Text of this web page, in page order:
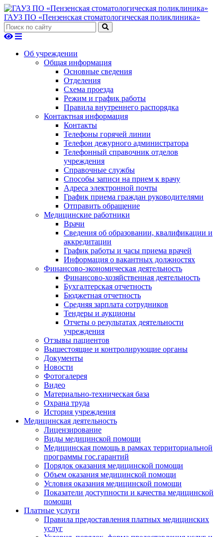
ГАУЗ ПО «Пензенская стоматологическая поликлиника»
Об учреждении
Общая информация
Основные сведения
Отделения
Схема проезда
Режим и график работы
Правила внутреннего распорядка
Контактная информация
Контакты
Телефоны горячей линии
Телефон дежурного администратора
Телефонный справочник отделов
учреждения
Справочные службы
Способы записи на прием к врачу
Адреса электронной почты
График приема граждан руководителями
Отправить обращение
Медицинские работники
Врачи
Сведения об образовании, квалификации и
аккредитации
График работы и часы приема врачей
Информация о вакантных должностях
Финансово-экономическая деятельность
Финансово-хозяйственная деятельность
Бухгалтерская отчетность
Бюджетная отчетность
Средняя зарплата сотрудников
Тендеры и аукционы
Отчеты о результатах деятельности
учреждения
Отзывы пациентов
Вышестоящие и контролирующие органы
Документы
Новости
Фотогалерея
Видео
Материально-техническая база
Охрана труда
История учреждения
Медицинская деятельность
Лицензирование
Виды медицинской помощи
Медицинская помощь в рамках территориальной
программы гос.гарантий
Порядок оказания медицинской помощи
Объем оказания медицинской помощи
Условия оказания медицинской помощи
Показатели доступности и качества медицинской
помощи
Платные услуги
Правила предоставления платных медицинских
услуг